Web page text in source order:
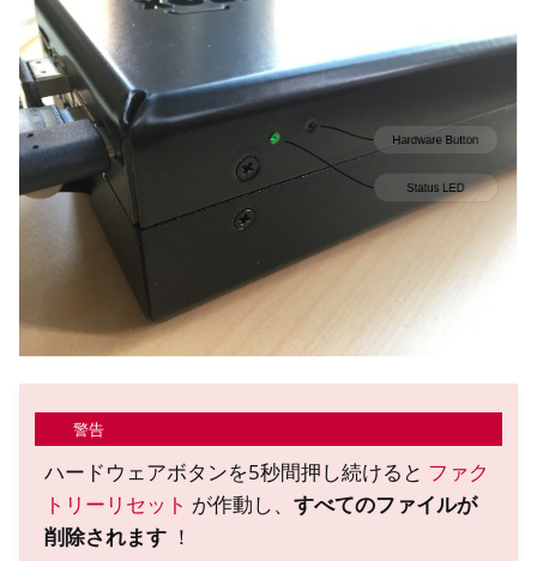
navigation of NextBox FAQ
navigation of NetHSM
navigation of NitroWall
navigation of NitroWall NW750
navigation of ソフトウェア
警告
ハードウェアボタンを5秒間押し続けると ファク
トリーリセット が作動し、 すべてのファイルが
削除されます！